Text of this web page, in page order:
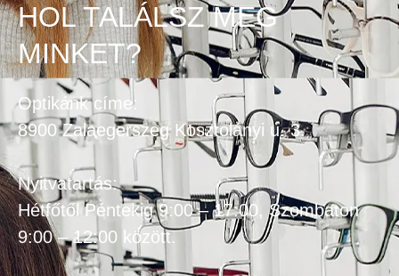
HOL TALÁLSZ MEG
MINKET?
Optikánk címe:
8900 Zalaegerszeg Kosztolányi u. 3.
Nyitvatartás:
Hétfőtől Péntekig 9:00 – 17:00, Szombaton
9:00 – 12:00 között.